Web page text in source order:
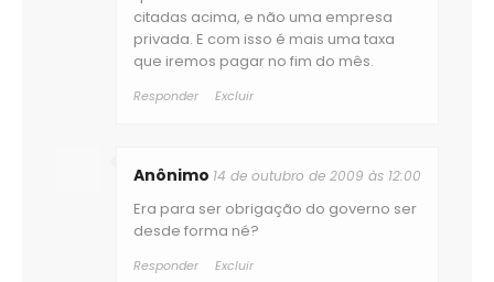
Anônimo 14 de outubro de 2009 às 12:00
Era para ser obrigação do governo ser
desde forma né?
Responder Excluir
citadas acima, e não uma empresa
privada. E com isso é mais uma taxa
que iremos pagar no fim do mês.
Responder Excluir